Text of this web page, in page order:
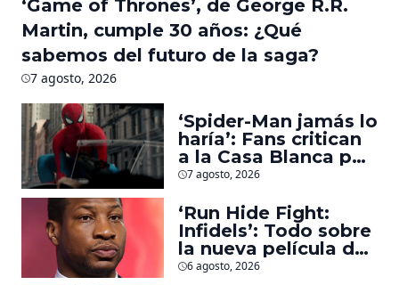
‘Game of Thrones’, de George R.R.
Martin, cumple 30 años: ¿Qué
sabemos del futuro de la saga?
7 agosto, 2026
‘Spider-Man jamás lo
haría’: Fans critican
a la Casa Blanca por
usar al héroe para
deportaciones
7 agosto, 2026
‘Run Hide Fight:
Infidels’: Todo sobre
la nueva película de
Jonathan Majors en
6 agosto, 2026